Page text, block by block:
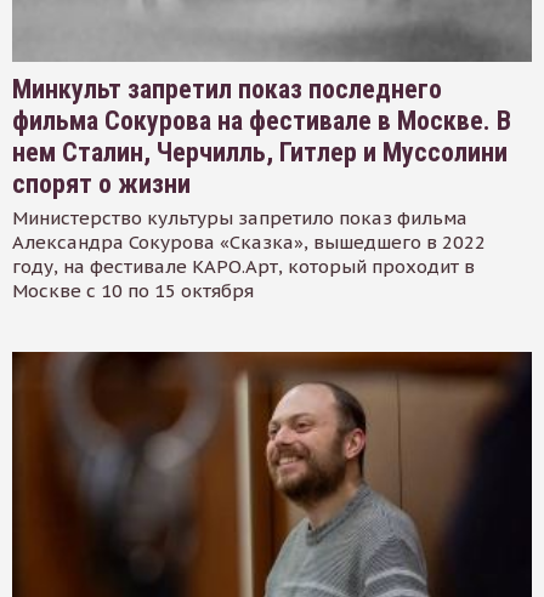
Минкульт запретил показ последнего
фильма Сокурова на фестивале в Москве. В
нем Сталин, Черчилль, Гитлер и Муссолини
спорят о жизни
Министерство культуры запретило показ фильма
Александра Сокурова «Сказка», вышедшего в 2022
году, на фестивале КАРО.Арт, который проходит в
Москве с 10 по 15 октября